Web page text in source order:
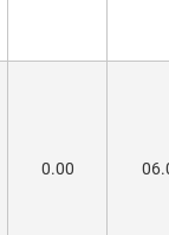
0.00